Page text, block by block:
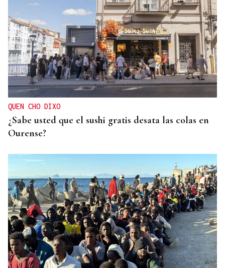
2019, SU PRIMERA GRANDE
Pogacar vuelve a La Vuelta siete años después y
busca conquistar el maillot rojo
QUEN CHO DIXO
¿Sabe usted que el sushi gratis desata las colas en
Ourense?